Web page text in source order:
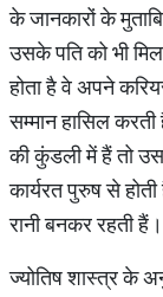
के जानकारों के
उसके पति को भी
होता है वे अपने
सम्मान हासिल
की कुंडली में हैं तो
कार्यरत पुरुष से
रानी बनकर रहती
ज्योतिष शास्त्र के